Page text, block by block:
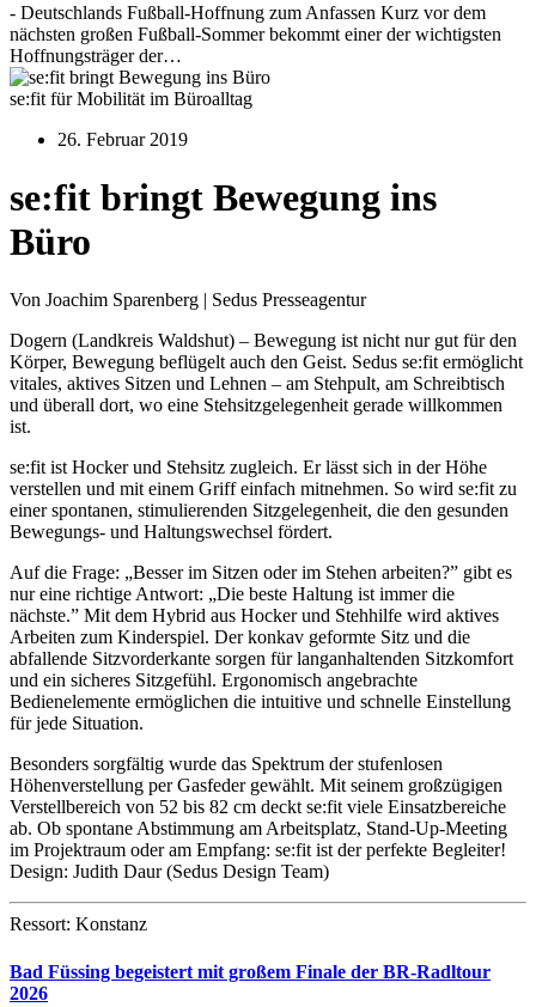
- Deutschlands Fußball-Hoffnung zum Anfassen Kurz vor dem
nächsten großen Fußball-Sommer bekommt einer der wichtigsten
Hoffnungsträger der…
se:fit für Mobilität im Büroalltag
26. Februar 2019
se:fit bringt Bewegung ins
Büro
Von Joachim Sparenberg | Sedus Presseagentur
Dogern (Landkreis Waldshut) – Bewegung ist nicht nur gut für den
Körper, Bewegung beflügelt auch den Geist. Sedus se:fit ermöglicht
vitales, aktives Sitzen und Lehnen – am Stehpult, am Schreibtisch
und überall dort, wo eine Stehsitzgelegenheit gerade willkommen
ist.
se:fit ist Hocker und Stehsitz zugleich. Er lässt sich in der Höhe
verstellen und mit einem Griff einfach mitnehmen. So wird se:fit zu
einer spontanen, stimulierenden Sitzgelegenheit, die den gesunden
Bewegungs- und Haltungswechsel fördert.
Auf die Frage: „Besser im Sitzen oder im Stehen arbeiten?” gibt es
nur eine richtige Antwort: „Die beste Haltung ist immer die
nächste.” Mit dem Hybrid aus Hocker und Stehhilfe wird aktives
Arbeiten zum Kinderspiel. Der konkav geformte Sitz und die
abfallende Sitzvorderkante sorgen für langanhaltenden Sitzkomfort
und ein sicheres Sitzgefühl. Ergonomisch angebrachte
Bedienelemente ermöglichen die intuitive und schnelle Einstellung
für jede Situation.
Besonders sorgfältig wurde das Spektrum der stufenlosen
Höhenverstellung per Gasfeder gewählt. Mit seinem großzügigen
Verstellbereich von 52 bis 82 cm deckt se:fit viele Einsatzbereiche
ab. Ob spontane Abstimmung am Arbeitsplatz, Stand-Up-Meeting
im Projektraum oder am Empfang: se:fit ist der perfekte Begleiter!
Design: Judith Daur (Sedus Design Team)
Ressort: Konstanz
Bad Füssing begeistert mit großem Finale der BR-Radltour
2026